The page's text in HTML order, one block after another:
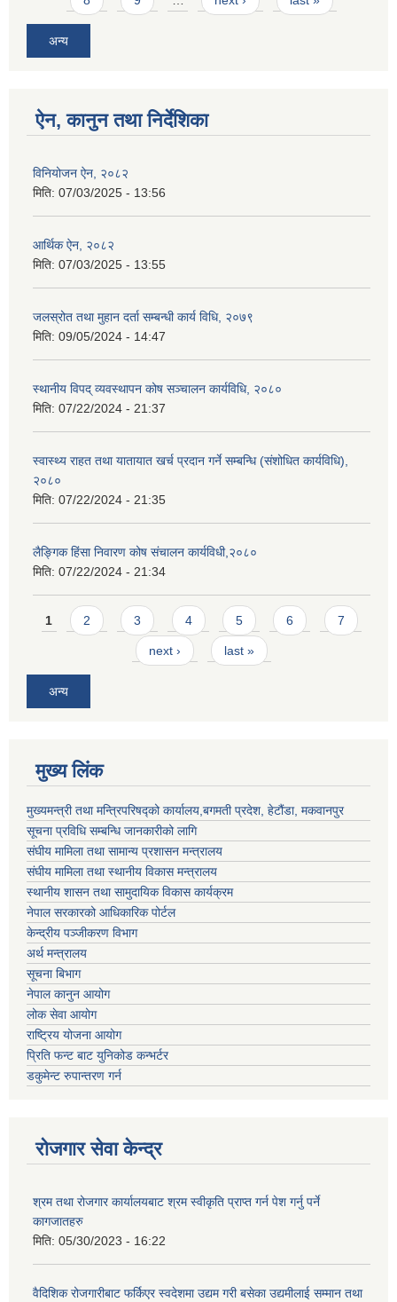
अन्य
ऐन, कानुन तथा निर्देशिका
विनियोजन ऐन, २०८२
मिति: 07/03/2025 - 13:56
आर्थिक ऐन, २०८२
मिति: 07/03/2025 - 13:55
जलस्रोत तथा मुहान दर्ता सम्बन्धी कार्य विधि, २०७९
मिति: 09/05/2024 - 14:47
स्थानीय विपद् व्यवस्थापन कोष सञ्चालन कार्यविधि, २०८०
मिति: 07/22/2024 - 21:37
स्वास्थ्य राहत तथा यातायात खर्च प्रदान गर्ने सम्बन्धि (संशोधित कार्यविधि),
२०८०
मिति: 07/22/2024 - 21:35
लैङ्गिक हिंसा निवारण कोष संचालन कार्यविधी,२०८०
मिति: 07/22/2024 - 21:34
Pages
1 2 3 4 5 6 7
next › last »
अन्य
मुख्य लिंक
मुख्यमन्त्री तथा मन्त्रिपरिषद्को कार्यालय,बगमती प्रदेश, हेटौंडा, मकवानपुर
सूचना प्रविधि सम्बन्धि जानकारीको लागि
संघीय मामिला तथा सामान्य प्रशासन मन्त्रालय
संघीय मामिला तथा स्थानीय विकास मन्त्रालय
स्थानीय शासन तथा सामुदायिक विकास कार्यक्रम
नेपाल सरकारको आधिकारिक पोर्टल
केन्द्रीय पञ्जीकरण विभाग
अर्थ मन्त्रालय
सूचना बिभाग
नेपाल कानुन आयोग
लोक सेवा आयोग
राष्ट्रिय योजना आयोग
प्रिति फन्ट बाट युनिकोड कन्भर्टर
डकुमेन्ट रुपान्तरण गर्न
रोजगार सेवा केन्द्र
श्रम तथा रोजगार कार्यालयबाट श्रम स्वीकृति प्राप्त गर्न पेश गर्नु पर्ने
कागजातहरु
मिति: 05/30/2023 - 16:22
वैदिशिक रोजगारीबाट फर्किएर स्वदेशमा उद्यम गरी बसेका उद्यमीलाई सम्मान तथा